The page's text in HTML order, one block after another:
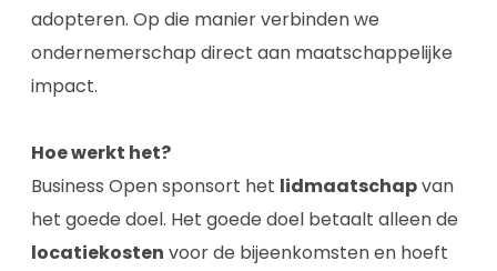
adopteren. Op die manier verbinden we
ondernemerschap direct aan maatschappelijke
impact.
Hoe werkt het?
Business Open sponsort het lidmaatschapvan
het goede doel. Het goede doel betaalt alleen de
locatiekosten voor de bijeenkomsten en hoeft